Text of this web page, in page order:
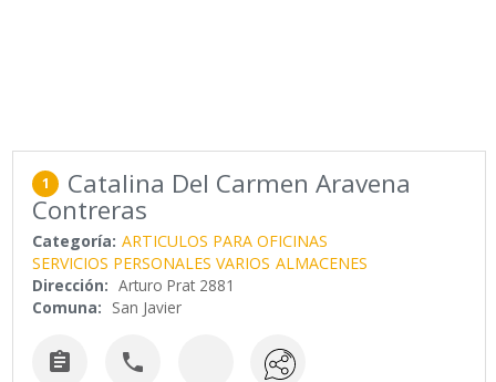
1 Catalina Del Carmen Aravena
Contreras
Categoría: ARTICULOS PARA OFICINAS
SERVICIOS PERSONALES VARIOS ALMACENES
Dirección: Arturo Prat 2881
Comuna: San Javier
 